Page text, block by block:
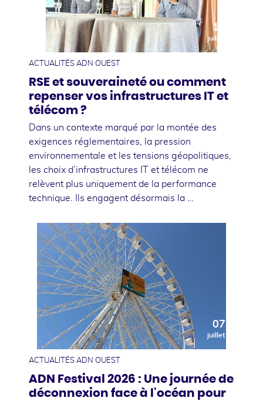
10
juillet
ACTUALITÉS ADN OUEST
RSE et souveraineté ou comment
repenser vos infrastructures IT et
télécom ?
Dans un contexte marqué par la montée des
exigences réglementaires, la pression
environnementale et les tensions géopolitiques,
les choix d’infrastructures IT et télécom ne
relèvent plus uniquement de la performance
technique. Ils engagent désormais la …
07
juillet
ACTUALITÉS ADN OUEST
ADN Festival 2026 : Une journée de
déconnexion face à l'océan pour